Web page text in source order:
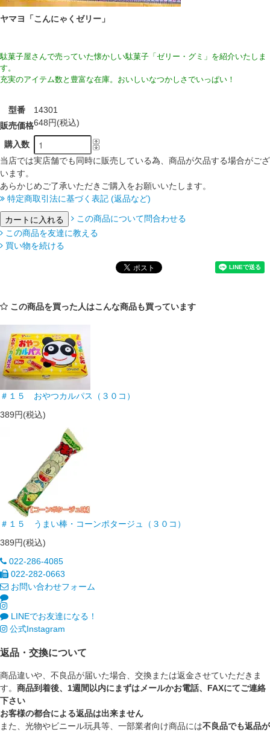
ヤマヨ「こんにゃくゼリー」
駄菓子屋さんで売っていた懐かしい駄菓子「ゼリー・グミ」を紹介いたしま
す。
充実のアイテム数と豊富な在庫。おいしいなつかしさでいっぱい！
型番
14301
販売価格648円(税込)
購入数
当店では実店舗でも同時に販売している為、商品が欠品する場合がござ
います。
あらかじめご了承いただきご購入をお願いいたします。
特定商取引法に基づく表記 (返品など)
この商品について問合わせる
この商品を友達に教える
買い物を続ける
この商品を買った人はこんな商品も買っています
＃１５ おやつカルパス（３０コ）
389円(税込)
＃１５ うまい棒・コーンポタージュ（３０コ）
389円(税込)
022-286-4085
022-282-0663
お問い合わせフォーム
LINEでお友達になる！
公式Instagram
返品・交換について
商品違いや、不良品が届いた場合、交換または返金させていただきま
す。 商品到着後、1週間以内にまずはメールかお電話、FAXにてご連絡
下さい
お客様の都合による返品は出来ません
また、光物やビニール玩具等、一部業者向け商品には不良品でも返品が